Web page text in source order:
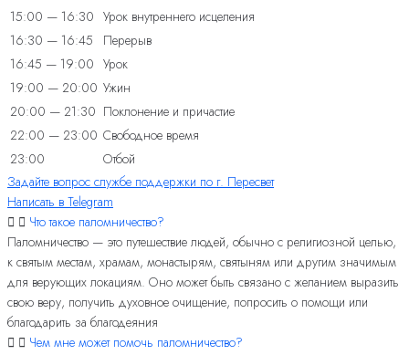
15:00 — 16:30 Урок внутреннего исцеления
16:30 — 16:45
Перерыв
16:45 — 19:00 Урок
19:00 — 20:00 Ужин
20:00 — 21:30 Поклонение и причастие
22:00 — 23:00 Свободное время
23:00
Отбой
Задайте вопрос службе поддержки по г. Пересвет
Написать в Telegram
Что такое паломничество?
Паломничество — это путешествие людей, обычно с религиозной целью,
к святым местам, храмам, монастырям, святыням или другим значимым
для верующих локациям. Оно может быть связано с желанием выразить
свою веру, получить духовное очищение, попросить о помощи или
благодарить за благодеяния
Чем мне может помочь паломничество?